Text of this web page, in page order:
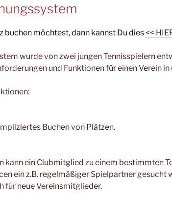
buchen möchtest, dann kannst Du dies<<
wurde von zwei jungen Tennisspielern
und Funktionen für einen Verein in
Buchen von Plätzen.
kann ein Clubmitglied zu einem bestimmten
ein z.B. regelmäßiger Spielpartner gesucht
für neue Vereinsmitglieder.